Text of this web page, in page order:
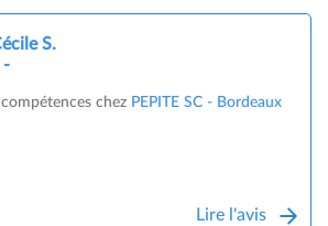
S.
-
chez PEPITE SC - Bordeaux
Lire l'avis